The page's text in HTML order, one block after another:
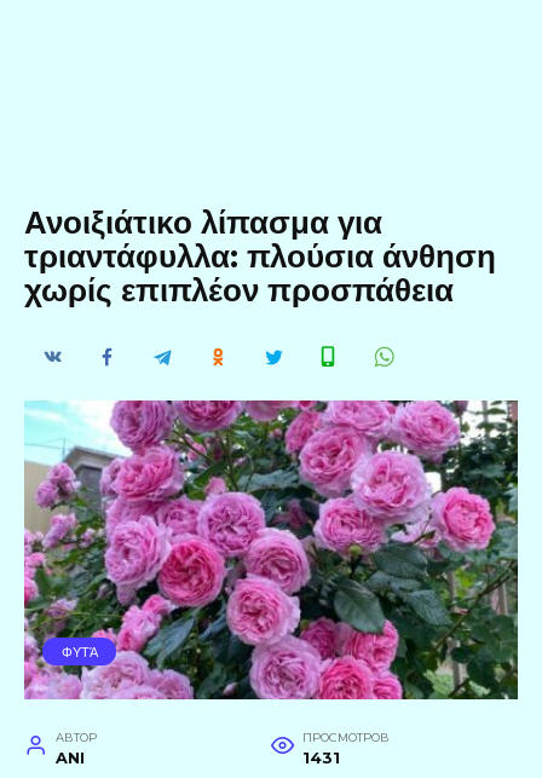
Ανοιξιάτικο λίπασμα για
τριαντάφυλλα: πλούσια άνθηση
χωρίς επιπλέον προσπάθεια
ΦΥΤΆ
АВТОР
ANI
ПРОСМОТРОВ
1431